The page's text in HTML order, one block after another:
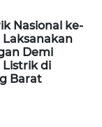
Nasional ke-
Laksanakan
Demi
Listrik di
Barat